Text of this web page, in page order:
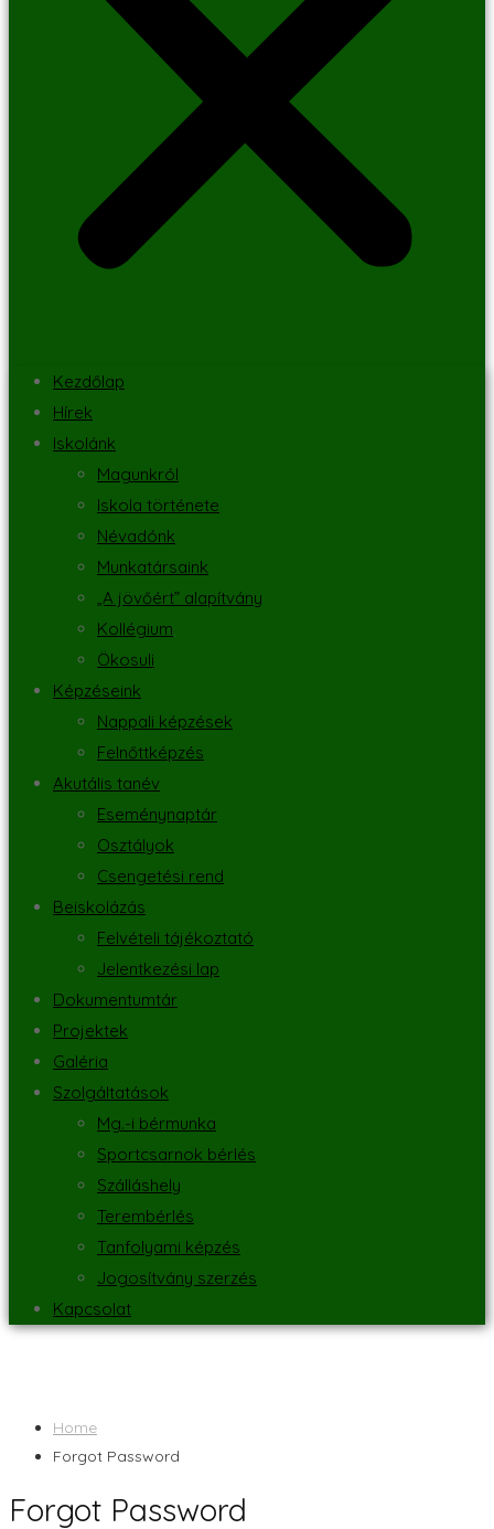
Kezdőlap
Hírek
Iskolánk
Magunkról
Iskola története
Névadónk
Munkatársaink
„A jövőért” alapítvány
Kollégium
Ökosuli
Képzéseink
Nappali képzések
Felnőttképzés
Akutális tanév
Eseménynaptár
Osztályok
Csengetési rend
Beiskolázás
Felvételi tájékoztató
Jelentkezési lap
Dokumentumtár
Projektek
Galéria
Szolgáltatások
Mg.-i bérmunka
Sportcsarnok bérlés
Szálláshely
Terembérlés
Tanfolyami képzés
Jogosítvány szerzés
Kapcsolat
Home
Forgot Password
Forgot Password